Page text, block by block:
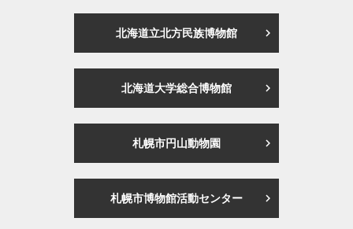
北海道立北方民族博物館
北海道大学総合博物館
札幌市円山動物園
札幌市博物館活動センター